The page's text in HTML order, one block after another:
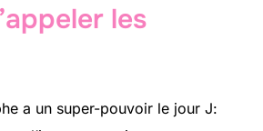
les
a un super-pouvoir le jour J: